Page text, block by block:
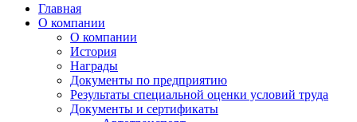
Главная
О компании
О компании
История
Награды
Документы по предприятию
Результаты специальной оценки условий труда
Документы и сертификаты